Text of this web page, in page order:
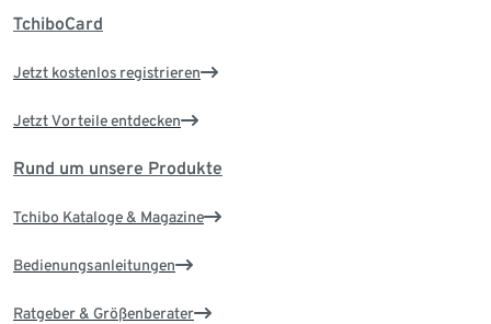
TchiboCard
Jetzt kostenlos registrieren
Jetzt Vorteile entdecken
Rund um unsere Produkte
Tchibo Kataloge & Magazine
Bedienungsanleitungen
Ratgeber & Größenberater